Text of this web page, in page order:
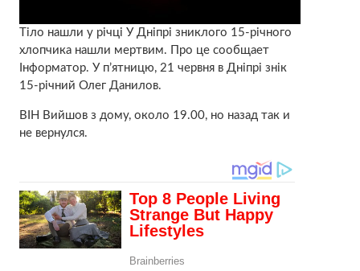
Тіло нашли у річці У Дніпрі зниклого 15-річного
хлопчика нашли мертвим. Про це сообщает
Інформатор. У п’ятницю, 21 червня в Дніпрі знік
15-річний Олег Данилов.
ВІН Вийшов з дому, около 19.00, но назад так и
не вернулся.